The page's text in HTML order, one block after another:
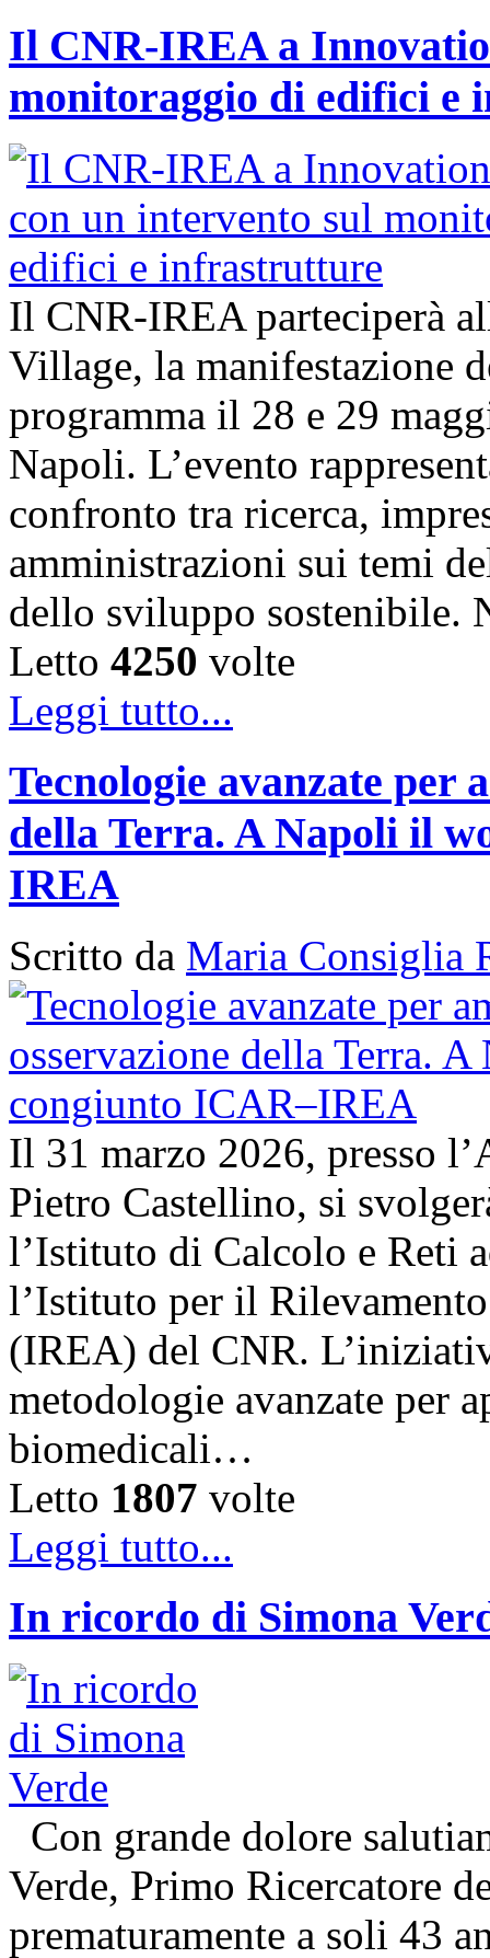
Il CNR-IREA a
monitoraggio di edifici e
Il CNR-IREA parteciperà
Village, la manifestazione
programma il 28 e 29
Napoli. L’evento
confronto tra ricerca,
amministrazioni sui temi
dello sviluppo sostenibile.
Letto 4250 volte
Leggi tutto...
Tecnologie avanzate per
della Terra. A Napoli il
IREA
Scritto da Maria Consiglia
Il 31 marzo 2026, presso
Pietro Castellino, si
l’Istituto di Calcolo e Reti
l’Istituto per il
(IREA) del CNR.
metodologie avanzate per
biomedicali…
Letto 1807 volte
Leggi tutto...
In ricordo di Simona
Con grande dolore
Verde, Primo Ricercatore
prematuramente a soli 43